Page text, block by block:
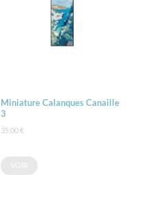
Miniature Calanques Canaille
3
35,00€